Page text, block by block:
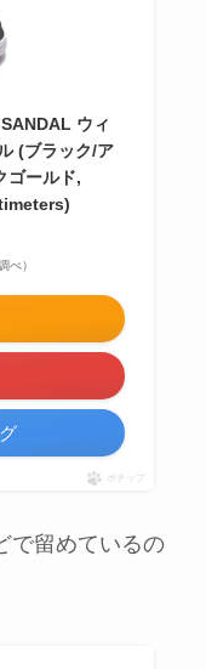
ウィ
(ブラック/ア
ゴールド,
べ）
ポチップ
で留めているの